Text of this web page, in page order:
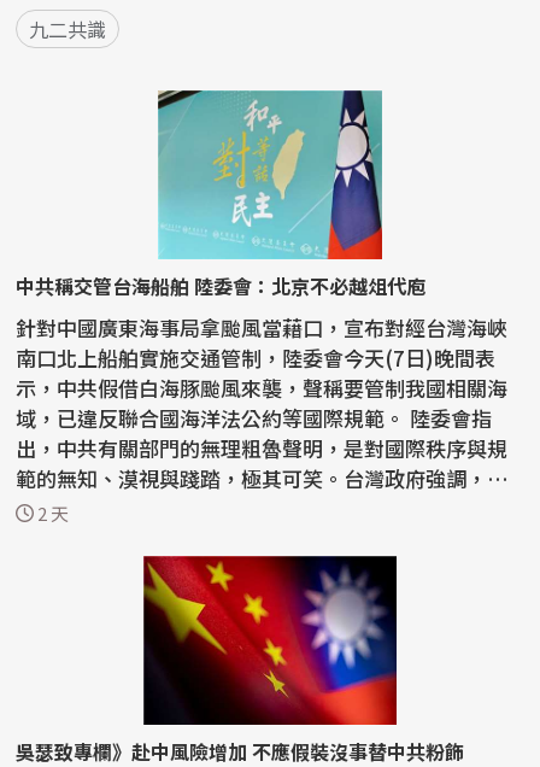
九二共識
中共稱交管台海船舶 陸委會：北京不必越俎代庖
針對中國廣東海事局拿颱風當藉口，宣布對經台灣海峽
南口北上船舶實施交通管制，陸委會今天(7日)晚間表
示，中共假借白海豚颱風來襲，聲稱要管制我國相關海
域，已違反聯合國海洋法公約等國際規範。 陸委會指
出，中共有關部門的無理粗魯聲明，是對國際秩序與規
範的無知、漠視與踐踏，極其可笑。台灣政府強調，中
共沒有任...
2 天
吳瑟致專欄》赴中風險增加 不應假裝沒事替中共粉飾